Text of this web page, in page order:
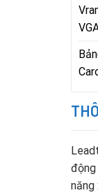
động
năng